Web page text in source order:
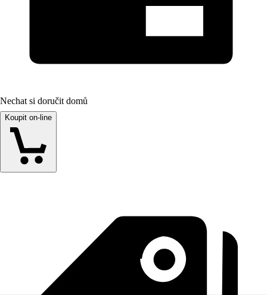
Nechat si doručit domů
Koupit on-line